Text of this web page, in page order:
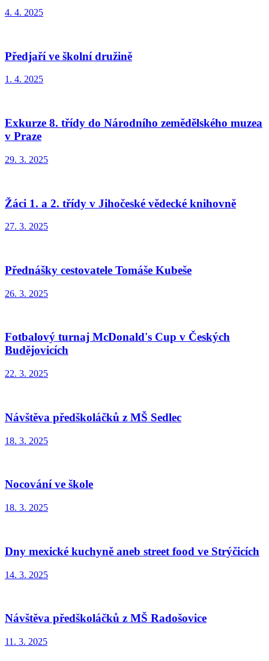
4. 4. 2025
Předjaří ve školní družině
1. 4. 2025
Exkurze 8. třídy do Národního zemědělského muzea
v Praze
29. 3. 2025
Žáci 1. a 2. třídy v Jihočeské vědecké knihovně
27. 3. 2025
Přednášky cestovatele Tomáše Kubeše
26. 3. 2025
Fotbalový turnaj McDonald's Cup v Českých
Budějovicích
22. 3. 2025
Návštěva předškoláčků z MŠ Sedlec
18. 3. 2025
Nocování ve škole
18. 3. 2025
Dny mexické kuchyně aneb street food ve Strýčicích
14. 3. 2025
Návštěva předškoláčků z MŠ Radošovice
11. 3. 2025